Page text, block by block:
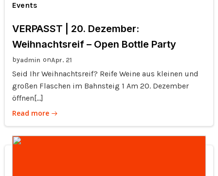
Events
VERPASST | 20. Dezember:
Weihnachtsreif – Open Bottle Party
byadmin onApr. 21
Seid Ihr Weihnachtsreif? Reife Weine aus kleinen und
großen Flaschen im Bahnsteig 1 Am 20. Dezember
öffnen[…]
Read more